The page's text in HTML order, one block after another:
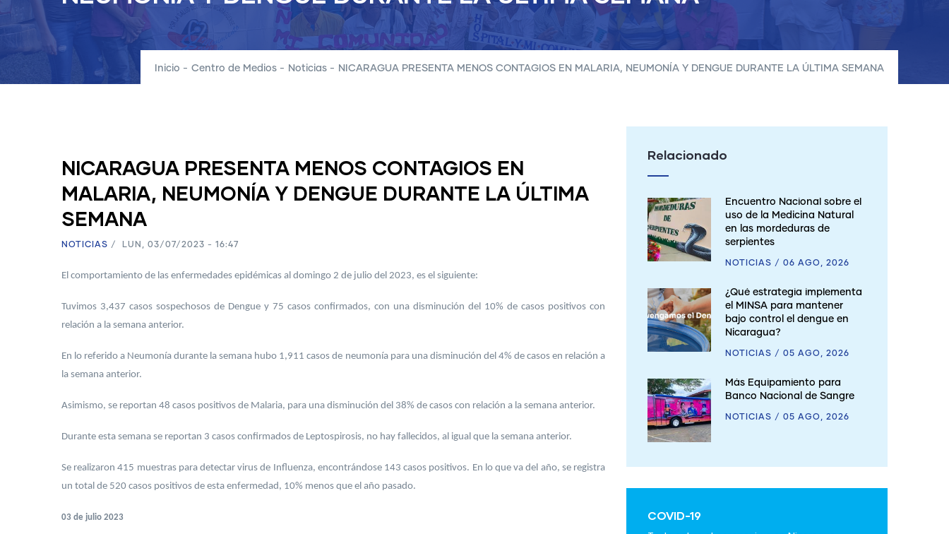
Inicio - Centro de Medios - Noticias - NICARAGUA PRESENTA MENOS CONTAGIOS EN MALARIA, NEUMONÍA Y DENGUE DURANTE LA ÚLTIMA SEMANA
NICARAGUA PRESENTA MENOS CONTAGIOS EN
MALARIA, NEUMONÍA Y DENGUE DURANTE LA ÚLTIMA
SEMANA
NOTICIAS / LUN, 03/07/2023 - 16:47
El comportamiento de las enfermedades epidémicas al domingo 2 de julio del 2023, es el siguiente:
Tuvimos 3,437 casos sospechosos de Dengue y 75 casos confirmados, con una disminución del 10% de casos positivos con
relación a la semana anterior.
En lo referido a Neumonía durante la semana hubo 1,911 casos de neumonía para una disminución del 4% de casos en relación a
la semana anterior.
Asimismo, se reportan 48 casos positivos de Malaria, para una disminución del 38% de casos con relación a la semana anterior.
Durante esta semana se reportan 3 casos confirmados de Leptospirosis, no hay fallecidos, al igual que la semana anterior.
Se realizaron 415 muestras para detectar virus de Influenza, encontrándose 143 casos positivos. En lo que va del año, se registra
un total de 520 casos positivos de esta enfermedad, 10% menos que el año pasado.
03 de julio 2023
Relacionado
Encuentro Nacional sobre el
uso de la Medicina Natural
en las mordeduras de
serpientes
NOTICIAS / 06 AGO, 2026
¿Qué estrategia implementa
el MINSA para mantener
bajo control el dengue en
Nicaragua?
NOTICIAS / 05 AGO, 2026
Más Equipamiento para
Banco Nacional de Sangre
NOTICIAS / 05 AGO, 2026
COVID-19